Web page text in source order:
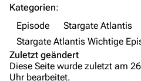
Wiki-Diskussion
Anfragen
Administrations-
Kategorien:
Episode
Stargate Atlantis
Stargate Atlantis Wichtige
Zuletzt geändert
Diese Seite wurde zuletzt am
Uhr bearbeitet.